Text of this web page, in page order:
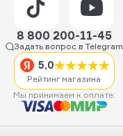
8 800 200-11-45
Задать вопрос в Telegram
5,0
Рейтинг магазина
Мы принимаем к оплате: